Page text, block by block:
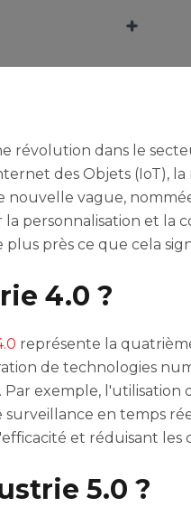
révolution dans le
des Objets (IoT),
nouvelle vague,
personnalisation et la
près ce que cela
4.0 ?
représente la
de technologies
Par exemple, l'utilisation
en temps
et réduisant les
5.0 ?